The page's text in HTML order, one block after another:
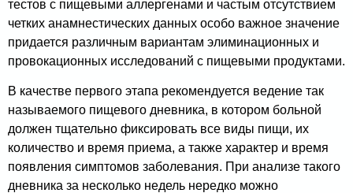
тестов с пищевыми аллергенами и частым от­сутствием
четких анамнестических данных особо важное значение
придается различным вариантам элиминационных и
провокационных исследований с пищевыми про­дуктами.
В качестве первого этапа рекомендуется ве­дение так
называемого пищевого дневника, в котором больной
должен тщательно фиксировать все виды пищи, их
количество и время приема, а также характер и время
появления симптомов заболевания. При анализе такого
дневника за несколько недель нередко можно